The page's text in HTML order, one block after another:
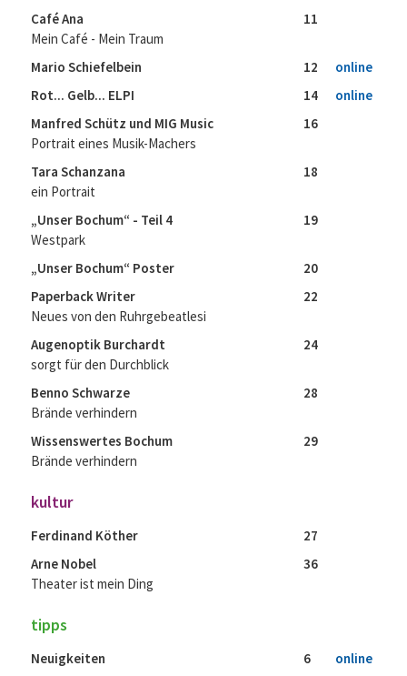
Café Ana
Mein Café - Mein Traum
11
Mario Schiefelbein 12
online
Rot... Gelb... ELPI
14
online
Manfred Schütz und MIG Music
Portrait eines Musik-Machers
16
Tara Schanzana
ein Portrait
18
„Unser Bochum“ - Teil 4
Westpark
19
„Unser Bochum“ Poster
20
Paperback Writer
Neues von den Ruhrgebeatlesi
22
Augenoptik Burchardt
sorgt für den Durchblick
24
Benno Schwarze
Brände verhindern
28
Wissenswertes Bochum
Brände verhindern
29
kultur
Ferdinand Köther
27
Arne Nobel
Theater ist mein Ding
36
tipps
Neuigkeiten 6
online